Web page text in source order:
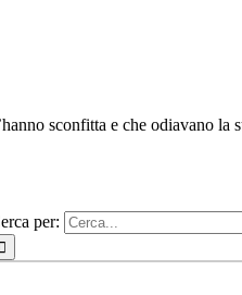
sconfitta e che odiavano la
per: